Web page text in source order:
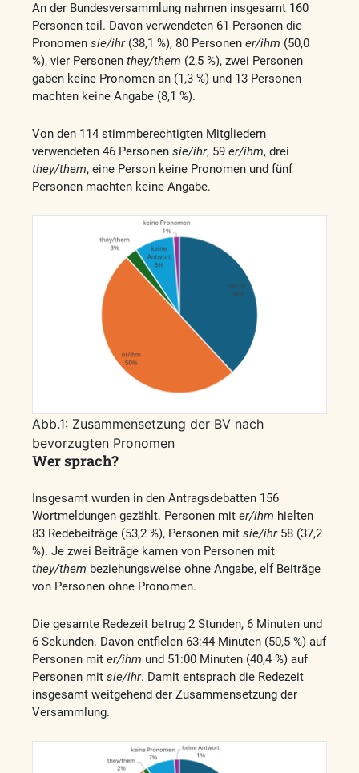
An der Bundesversammlung nahmen insgesamt 160
Personen teil. Davon verwendeten 61 Personen die
Pronomen sie/ihr(38,1 %), 80 Personen er/ihm (50,0
%), vier Personen they/them (2,5 %), zwei Personen
gaben keine Pronomen an (1,3 %) und 13 Personen
machten keine Angabe (8,1 %).
Von den 114 stimmberechtigten Mitgliedern
verwendeten 46 Personen sie/ihr, 59 er/ihm, drei
they/them, eine Person keine Pronomen und fünf
Personen machten keine Angabe.
Abb.1: Zusammensetzung der BV nach
bevorzugten Pronomen
Wer sprach?
Insgesamt wurden in den Antragsdebatten 156
Wortmeldungen gezählt. Personen mit er/ihm hielten
83 Redebeiträge (53,2 %), Personen mit sie/ihr58 (37,2
%). Je zwei Beiträge kamen von Personen mit
they/them beziehungsweise ohne Angabe, elf Beiträge
von Personen ohne Pronomen.
Die gesamte Redezeit betrug 2 Stunden, 6 Minuten und
6 Sekunden. Davon entfielen 63:44 Minuten (50,5 %) auf
Personen mit er/ihm und 51:00 Minuten (40,4 %) auf
Personen mit sie/ihr. Damit entsprach die Redezeit
insgesamt weitgehend der Zusammensetzung der
Versammlung.